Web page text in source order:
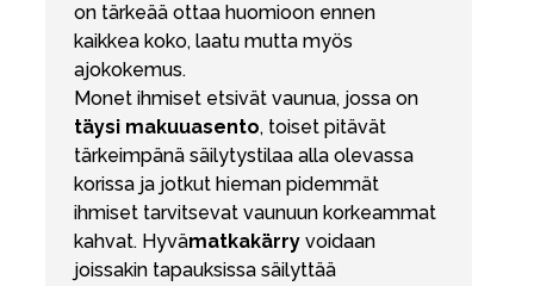
on tärkeää ottaa huomioon ennen
kaikkea koko, laatu mutta myös
ajokokemus.
Monet ihmiset etsivät vaunua, jossa on
täysi makuuasento, toiset pitävät
tärkeimpänä säilytystilaa alla olevassa
korissa ja jotkut hieman pidemmät
ihmiset tarvitsevat vaunuun korkeammat
kahvat. Hyvämatkakärry voidaan
joissakin tapauksissa säilyttää